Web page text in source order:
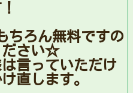
ちろん無料ですの
ださい☆
言っていただけ
直します。